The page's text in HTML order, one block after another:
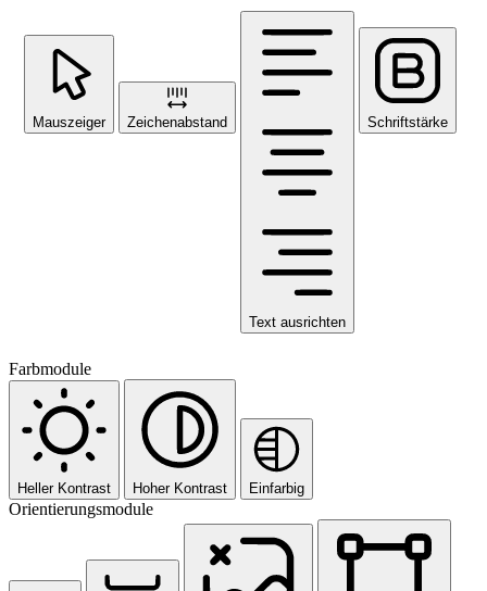
Mauszeiger Zeichenabstand
Text ausrichten
Schriftstärke
Farbmodule
Heller Kontrast Hoher Kontrast Einfarbig
Orientierungsmodule